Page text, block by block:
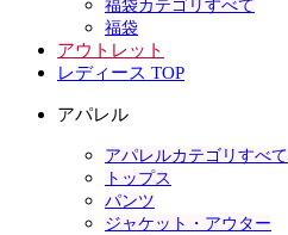
福袋カテゴリすべて
福袋
アウトレット
レディース TOP
アパレル
アパレルカテゴリすべて
トップス
パンツ
ジャケット・アウター